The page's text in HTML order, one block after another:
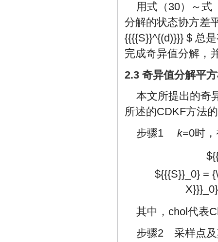
用式（30）～式
分解的状态协方差
{{{{S}}^{(d)}}} $ 总
完成奇异值分解，
2.3 奇异值分解平
本文所提出的奇
所述的CDKF方法
步骤1 k=0时
${{{S}}_0} =
其中，chol代表
步骤2 采样点及